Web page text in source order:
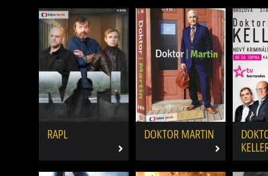
RAPL DOKTOR MARTIN